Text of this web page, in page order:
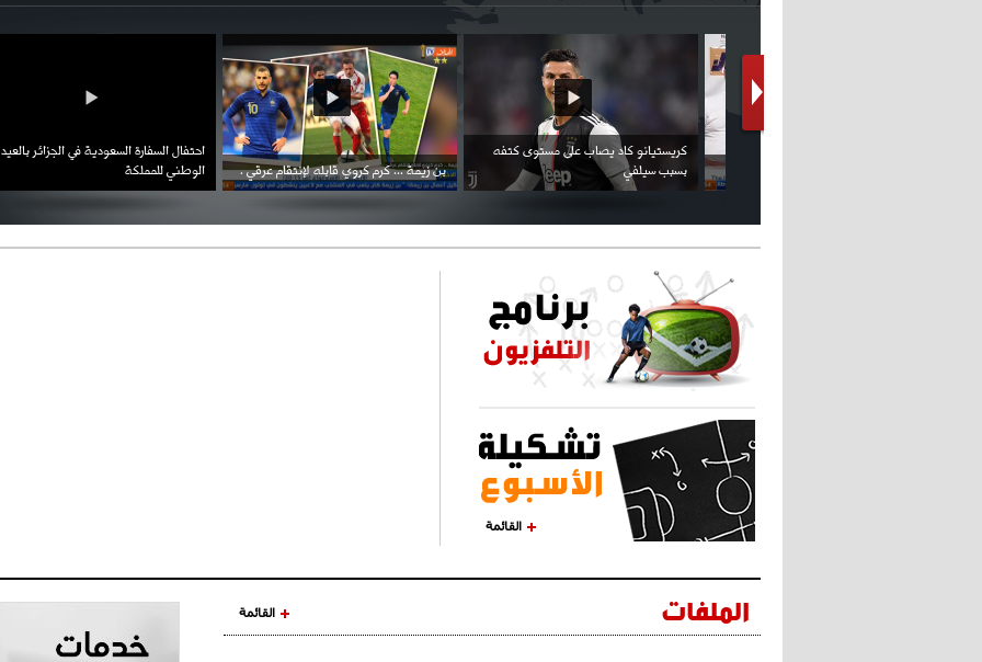
كريستيانو كاد يصاب على مستوى كتفه
بسبب سيلفي
بن زيمة ... كرم كروي قابله لإنتقام عرقي .
احتفال السفارة السعودية في الجزائر بالعيد
الوطني للمملكة
القائمة
الملفات القائمة